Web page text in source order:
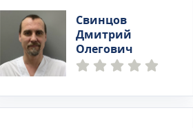
Свинцов
Дмитрий
Олегович